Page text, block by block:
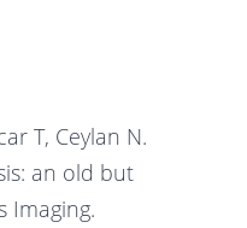
T, Ceylan N.
an old but
Imaging.